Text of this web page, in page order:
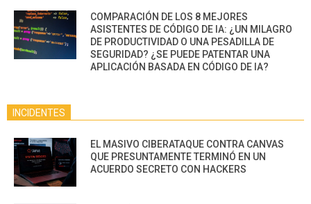
COMPARACIÓN DE LOS 8 MEJORES
ASISTENTES DE CÓDIGO DE IA: ¿UN MILAGRO
DE PRODUCTIVIDAD O UNA PESADILLA DE
SEGURIDAD? ¿SE PUEDE PATENTAR UNA
APLICACIÓN BASADA EN CÓDIGO DE IA?
INCIDENTES
EL MASIVO CIBERATAQUE CONTRA CANVAS
QUE PRESUNTAMENTE TERMINÓ EN UN
ACUERDO SECRETO CON HACKERS